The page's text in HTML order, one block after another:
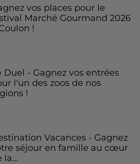
vos places pour le
Marché Gourmand 2026
!
Duel - Gagnez vos entrées
l'un des zoos de nos
!
Vacances - Gagnez
séjour en famille au cœur
la...